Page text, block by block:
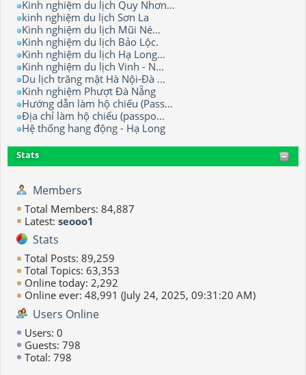
Kinh nghiệm du lịch Quy Nhơn...
kinh nghiệm du lịch Sơn La
Kinh nghiệm du lịch Mũi Né...
Kinh nghiệm du lịch Bảo Lộc.
Kinh nghiệm du lịch Hạ Long...
Kinh nghiệm du lịch Vinh - N...
Du lịch trăng mật Hà Nội-Đà ...
Kinh nghiệm Phượt Đà Nẵng
Hướng dẫn làm hộ chiếu (Pass...
Địa chỉ làm hộ chiếu (passpo...
Hệ thống hang động - Hạ Long
Stats
Members
Total Members: 84,887
Latest: seooo1
Stats
Total Posts: 89,259
Total Topics: 63,353
Online today: 2,292
Online ever: 48,991 (July 24, 2025, 09:31:20 AM)
Users Online
Users: 0
Guests: 798
Total: 798